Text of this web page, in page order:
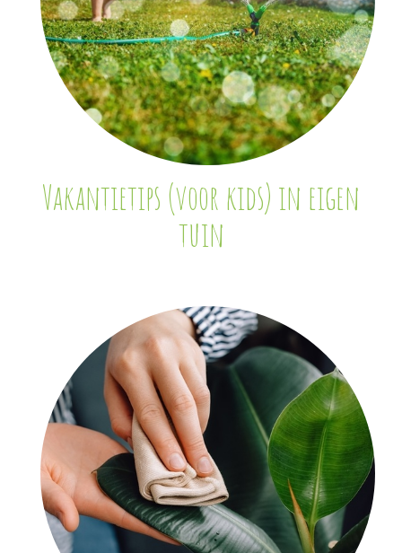
Vakantietips (voor kids) in eigen
tuin